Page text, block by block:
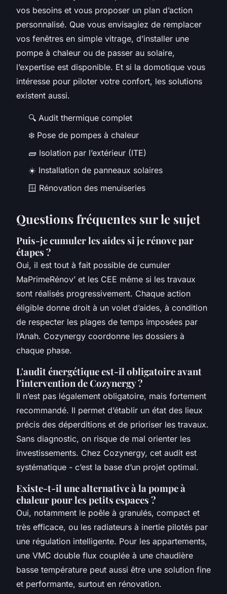
vos besoins et vous proposer un plan d’action
personnalisé. Que vous envisagiez de remplacer
vos fenêtres en simple vitrage, d’installer une
pompe à chaleur ou de passer au solaire,
l’expertise est disponible. Et si la domotique vous
intéresse pour piloter votre confort, les solutions
existent aussi.
🔍 Audit thermique complet
❄️ Pose de pompes à chaleur
🧱 Isolation par l’extérieur (ITE)
☀️ Installation de panneaux solaires
🪟 Rénovation des menuiseries
Questions fréquentes sur le sujet
Puis-je cumuler les aides si je rénove par
étapes ?
Oui, il est tout à fait possible de cumuler
MaPrimeRénov’ et les CEE même si les travaux
sont réalisés progressivement. Chaque action
éligible donne droit à un volet d’aides, à condition
de respecter les plages de temps imposées par
l’Anah. Cozynergy coordonne les dossiers à
chaque phase.
L'audit énergétique est-il obligatoire avant
l'intervention de Cozynergy ?
Il n’est pas légalement obligatoire, mais fortement
recommandé. Il permet d’établir un état des lieux
précis des déperditions et de prioriser les travaux.
Sans diagnostic, on risque de mal orienter les
investissements. Chez Cozynergy, cet audit est
systématique - c’est la base d’un projet optimal.
Existe-t-il une alternative à la pompe à
chaleur pour les petits espaces ?
Oui, notamment le poêle à granulés, compact et
très efficace, ou les radiateurs à inertie pilotés par
une régulation intelligente. Pour les appartements,
une VMC double flux couplée à une chaudière
basse température peut aussi être une solution fine
et performante, surtout en rénovation.